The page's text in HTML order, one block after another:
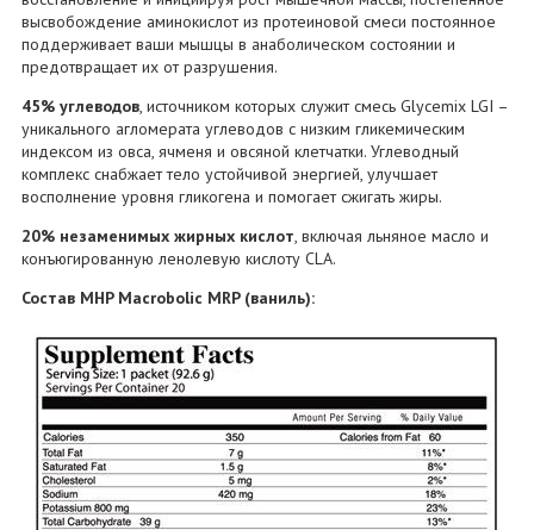
высвобождение аминокислот из протеиновой смеси постоянное
поддерживает ваши мышцы в анаболическом состоянии и
предотвращает их от разрушения.
45% углеводов, источником которых служит смесь Glycemix LGI –
уникального агломерата углеводов с низким гликемическим
индексом из овса, ячменя и овсяной клетчатки. Углеводный
комплекс снабжает тело устойчивой энергией, улучшает
восполнение уровня гликогена и помогает сжигать жиры.
20% незаменимых жирных кислот, включая льняное масло и
конъюгированную ленолевую кислоту CLA.
Состав MHP Macrobolic MRP (ваниль):